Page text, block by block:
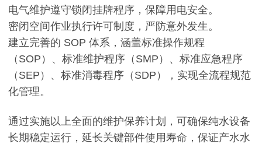
电气维护遵守锁闭挂牌程序，保障用电安全。
密闭空间作业执行许可制度，严防意外发生。
建立完善的 SOP 体系，涵盖标准操作规程
（SOP）、标准维护程序（SMP）、标准应急程序
（SEP）、标准消毒程序（SDP），实现全流程规范
化管理。
通过实施以上全面的维护保养计划，可确保纯水设备
长期稳定运行，延长关键部件使用寿命，保证产水水